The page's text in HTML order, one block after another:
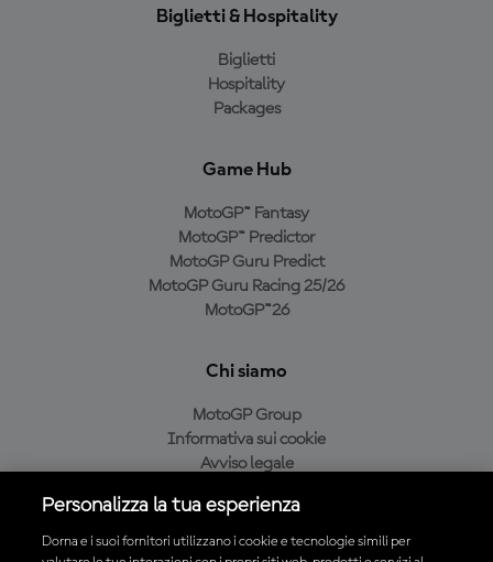
Biglietti & Hospitality
Biglietti
Hospitality
Packages
Game Hub
MotoGP™ Fantasy
MotoGP™ Predictor
MotoGP Guru Predict
MotoGP Guru Racing 25/26
MotoGP™26
Chi siamo
MotoGP Group
Informativa sui cookie
Avviso legale
Condizioni di acquisto
Personalizza la tua esperienza
Dorna e i suoi fornitori utilizzano i cookie e tecnologie simili per